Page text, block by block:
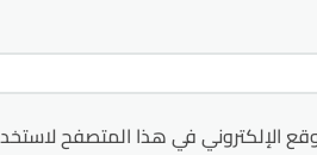
الإلكتروني في هذا المتصفح